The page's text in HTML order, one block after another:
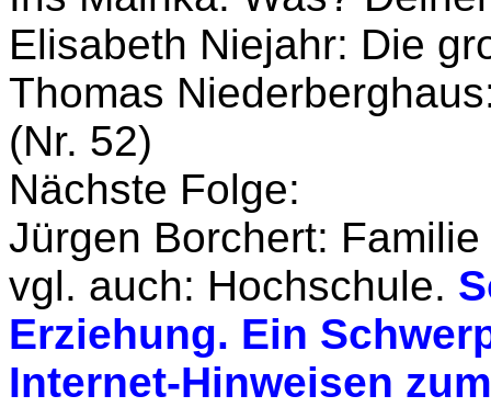
Elisabeth Niejahr: Die
Thomas
(Nr. 52)
Nächste Folge:
Jürgen Borchert:
vgl. auch: Hochschule.
Erziehung. Ein
Internet-Hinweisen